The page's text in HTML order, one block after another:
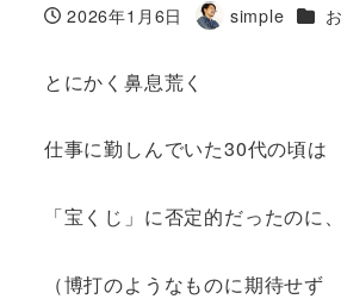
投稿日
2026年1月6日
著
simple カテ
とにかく鼻息荒く
仕事に勤しんでいた30代の頃は
「宝くじ」に否定的だったのに、
（博打のようなものに期待せず